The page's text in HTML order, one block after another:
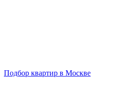
Подбор квартир в Москве